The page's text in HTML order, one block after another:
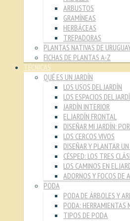
ARBUSTOS
GRAMÍNEAS
HERBÁCEAS
TREPADORAS
PLANTAS NATIVAS DE
FICHAS DE PLANTAS A-Z
TÉCNICAS
QUÉ ES UN JARDÍN
LOS USOS DEL JARDÍN
LOS ESPACIOS DEL
JARDÍN INTERIOR
EL JARDÍN FRONTAL
DISEÑAR MI JARDÍN:
LOS CERCOS VIVOS
DISEÑAR Y PLANTAR UN
CÉSPED: LOS TRES
LOS CAMINOS EN EL
ADORNOS Y FOCOS DE
PODA
PODA DE ÁRBOLES Y
PODA: HERRAMIENTAS
TIPOS DE PODA